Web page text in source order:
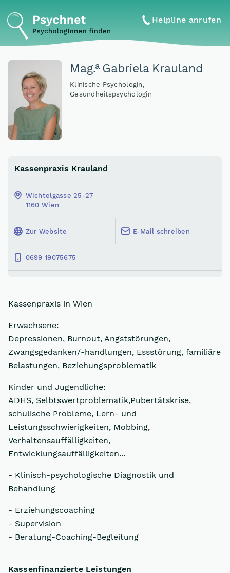
Helpline anrufen
Mag.aGabriela Krauland
Klinische Psychologin,
Gesundheitspsychologin
Kassenpraxis Krauland
Wichtelgasse 25-27
1160 Wien
Zur Website E-Mail schreiben
0699 19075675
Kassenpraxis in Wien
Erwachsene:
Depressionen, Burnout, Angststörungen,
Zwangsgedanken/-handlungen, Essstörung, familiäre
Belastungen, Beziehungsproblematik
Kinder und Jugendliche:
ADHS, Selbtswertproblematik,Pubertätskrise,
schulische Probleme, Lern- und
Leistungsschwierigkeiten, Mobbing,
Verhaltensauffälligkeiten,
Entwicklungsauffälligkeiten...
- Klinisch-psychologische Diagnostik und
Behandlung
- Erziehungscoaching
- Supervision
- Beratung-Coaching-Begleitung
Kassenfinanzierte Leistungen